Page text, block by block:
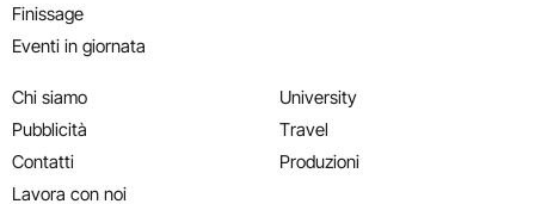
Finissage
Eventi in giornata
Chi siamo
Pubblicità
Contatti
Lavora con noi
University
Travel
Produzioni